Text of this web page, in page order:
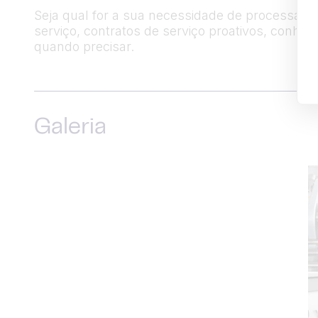
Seja qual for a sua necessidade de
serviço, contratos de serviço proativos,
quando precisar.
Galeria